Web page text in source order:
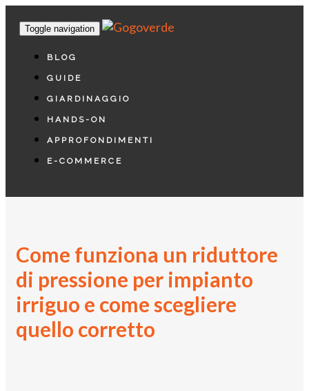
Toggle navigation
BLOG
GUIDE
GIARDINAGGIO
HANDS-ON
APPROFONDIMENTI
E-COMMERCE
Come funziona un riduttore
di pressione per impianto
irriguo e come scegliere
quello corretto